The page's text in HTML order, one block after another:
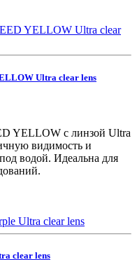
Ultra clear lens
YELLOW с линзой Ultra
видимость и
водой. Идеальна для
clear lens